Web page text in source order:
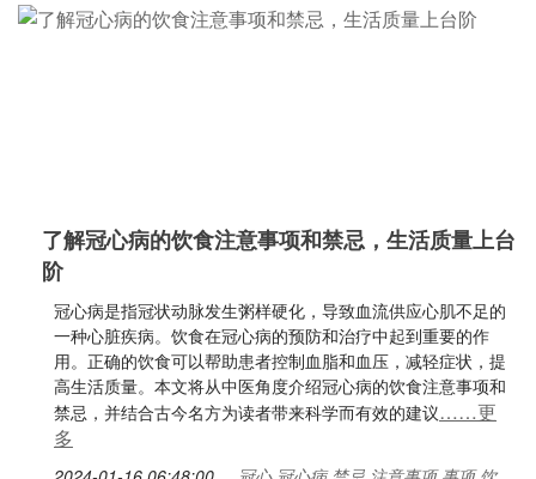
了解冠心病的饮食注意事项和禁忌，生活质量上台
阶
冠心病是指冠状动脉发生粥样硬化，导致血流供应心肌不足的
一种心脏疾病。饮食在冠心病的预防和治疗中起到重要的作
用。正确的饮食可以帮助患者控制血脂和血压，减轻症状，提
高生活质量。本文将从中医角度介绍冠心病的饮食注意事项和
禁忌，并结合古今名方为读者带来科学而有效的建议……更
多